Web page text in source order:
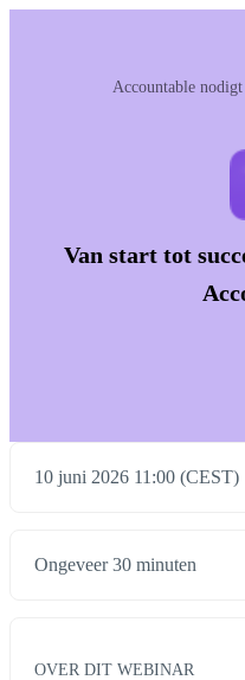
Accountable
Van start tot
10 juni 2026 11:00 (CEST)
Ongeveer 30 minuten
OVER DIT WEBINAR